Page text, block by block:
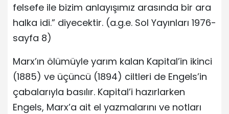
felsefe ile bizim anlayışımız arasında bir ara
halka idi.” diyecektir. (a.g.e. Sol Yayınları 1976-
sayfa 8)
Marx’ın ölümüyle yarım kalan Kapital’in ikinci
(1885) ve üçüncü (1894) ciltleri de Engels’in
çabalarıyla basılır. Kapital’i hazırlarken
Engels, Marx’a ait el yazmalarını ve notları